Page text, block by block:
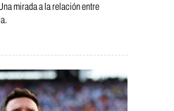
mirada a la relación entre